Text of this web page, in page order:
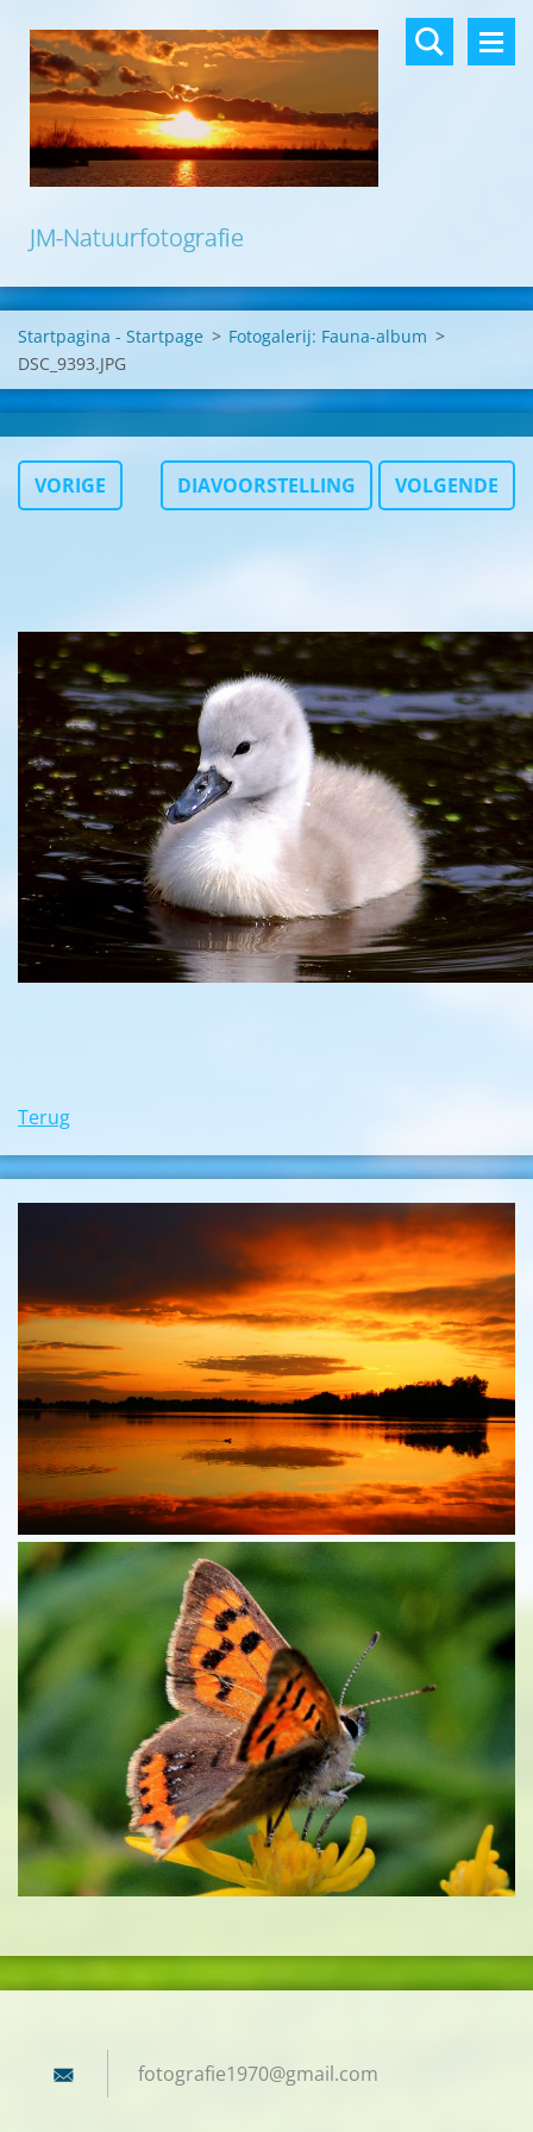
JM-Natuurfotografie
Startpagina - Startpage > Fotogalerij: Fauna-album >
DSC_9393.JPG
VORIGE DIAVOORSTELLING VOLGENDE
Terug
fotografie1970@gmail.com